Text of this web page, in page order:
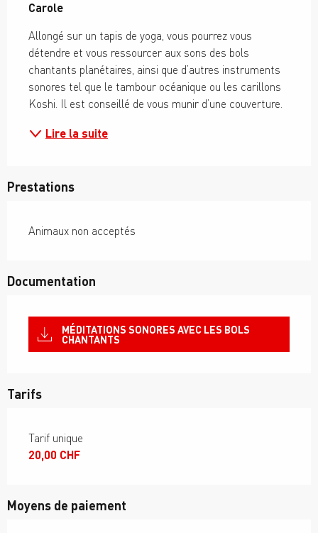
Carole
Allongé sur un tapis de yoga, vous pourrez vous
détendre et vous ressourcer aux sons des bols
chantants planétaires, ainsi que d’autres instruments
sonores tel que le tambour océanique ou les carillons
Koshi. Il est conseillé de vous munir d’une couverture.
Lire la suite
Prestations
Animaux non acceptés
Documentation
MÉDITATIONS SONORES AVEC LES BOLS
CHANTANTS
Tarifs
Tarifs 2026
Tarif unique
20,00 CHF
Moyens de paiement